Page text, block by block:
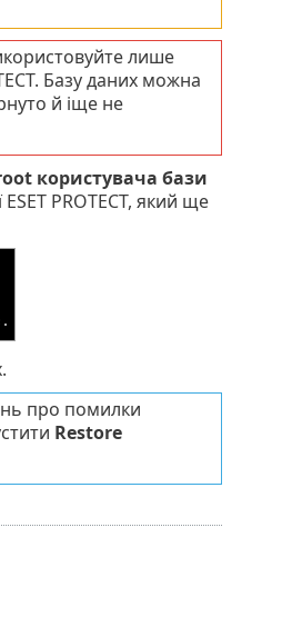
лише
Базу даних можна
й іще не
користувача бази
PROTECT, який ще
про помилки
Restore